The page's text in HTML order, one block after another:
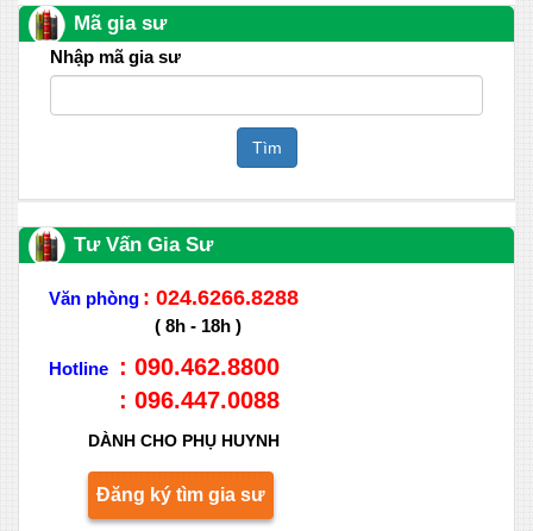
Mã gia sư
Nhập mã gia sư
Tìm
Tư Vấn Gia Sư
Văn phòng : 024.6266.8288
( 8h - 18h )
Hotline
: 090.462.8800
: 096.447.0088
DÀNH CHO PHỤ HUYNH
Đăng ký tìm gia sư